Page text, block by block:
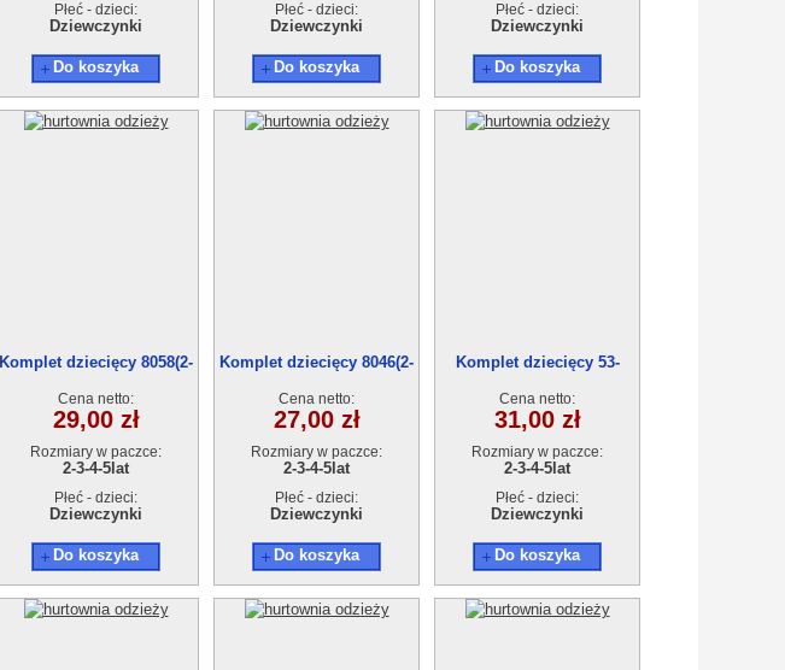
Płeć - dzieci:
Dziewczynki
Do koszyka
Płeć - dzieci:
Dziewczynki
Do koszyka
Płeć - dzieci:
Dziewczynki
Do koszyka
Komplet dziecięcy 8058(2-
Cena netto:
29,00 zł
Rozmiary w paczce:
2-3-4-5lat
Płeć - dzieci:
Dziewczynki
Do koszyka
Komplet dziecięcy 8046(2-
Cena netto:
27,00 zł
Rozmiary w paczce:
2-3-4-5lat
Płeć - dzieci:
Dziewczynki
Do koszyka
Komplet dziecięcy 53-
Cena netto:
31,00 zł
Rozmiary w paczce:
2-3-4-5lat
Płeć - dzieci:
Dziewczynki
Do koszyka